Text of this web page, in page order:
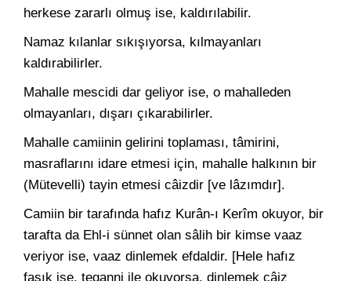
herkese zararlı olmuş ise, kaldırılabilir.
Namaz kılanlar sıkışıyorsa, kılmayanları
kaldırabilirler.
Mahalle mescidi dar geliyor ise, o mahalleden
olmayanları, dışarı çıkarabilirler.
Mahalle camiinin gelirini toplaması, tâmirini,
masraflarını idare etmesi için, mahalle halkının bir
(Mütevelli) tayin etmesi câizdir [ve lâzımdır].
Camiin bir tarafında hafız Kurân-ı Kerîm okuyor, bir
tarafta da Ehl-i sünnet olan sâlih bir kimse vaaz
veriyor ise, vaaz dinlemek efdaldir. [Hele hafız
fasık ise, teganni ile okuyorsa, dinlemek câiz